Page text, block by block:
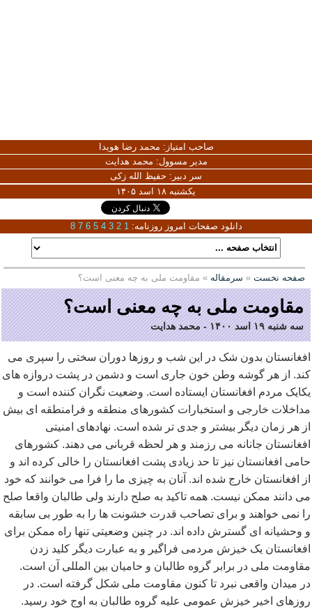
صاحب امتیاز: محمد رضا هویدا
مدیر مسوول: محمد هدایت
سر دبیر: حفیظ الله زکی
یکشنبه ۱۸ اسد ۱۴۰۵
دانلود صفحات امروز روزنامه: 1
2
3
4
5
6
7
8
صفحه نخست » سرمقاله » مقاومت ملی به چه معنی است؟
مقاومت ملی به چه معنی است؟
سه شنبه ۱۹ اسد ۱۴۰۰ -محمد هدایت
افغانستان بدون شک در این شب و روزها دوران سختی را سپری می
کند. از هر گوشه وطن خون جاری است و دشمن در پشت دروازه های
یکایک مردم افغانستان ایستاده است. وضعیت نگران کننده است و
مداخلات خارجی و استخبارات کشورهای منطقه و فرامنطقه ای بیش
از هر زمان دیگر بیشتر و جدی تر شده است. نهادهای امنیتی
افغانستان جانانه می رزمند و هر لحظه قربانی می دهند. کشورهای
حامی افغانستان نیز تا حد زیادی پشت افغانستان را خالی کرده اند و
از افغانستان خارج شده اند. آنان به چیزی ما را فرا می خوانند که خود
می دانند ممکن نیست. همه تاکید به صلح دارند ولی طالبان واقعا صلح
را نمی خواهند و برای تصاحب قدرت خشونت ها را به طور بی سابقه
و وحشیانه ای گسترش داده اند. در چنین وضعیتی تنها راه ممکن برای
افغانستان یک خیزش مردمی فراگیر و به عبارت دیگر کلید زدن
مقاومت ملی در برابر گروه طالبان و حامیان بین المللی آن است.
در میدان واقعی نبرد تا کنون مقاومت ملی شکل گرفته است. در
روزهای اخیر خیزش عمومی علیه گروه طالبان به اوج خود رسید.